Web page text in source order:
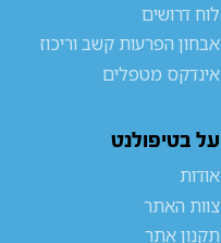
לוח דרושים
אבחון הפרעות קשב וריכוז
אינדקס מטפלים
על בטיפולנט
אודות
צוות האתר
תקנון אתר